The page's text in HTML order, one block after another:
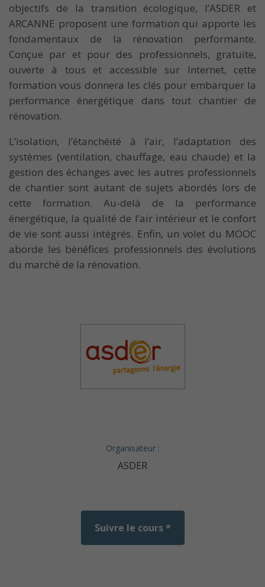
objectifs de la transition écologique, l’ASDER et
ARCANNE proposent une formation qui apporte les
fondamentaux de la rénovation performante.
Conçue par et pour des professionnels, gratuite,
ouverte à tous et accessible sur Internet, cette
formation vous donnera les clés pour embarquer la
performance énergétique dans tout chantier de
rénovation.
L’isolation, l’étanchéité à l’air, l’adaptation des
systèmes (ventilation, chauffage, eau chaude) et la
gestion des échanges avec les autres professionnels
de chantier sont autant de sujets abordés lors de
cette formation. Au-delà de la performance
énergétique, la qualité de l’air intérieur et le confort
de vie sont aussi intégrés. Enfin, un volet du MOOC
aborde les bénéfices professionnels des évolutions
du marché de la rénovation.
Organisateur :
ASDER
Suivre le cours *